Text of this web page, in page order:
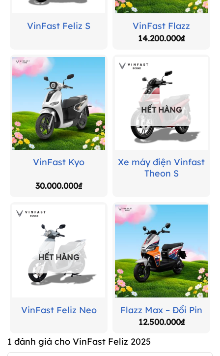
VinFast Feliz S VinFast Flazz
14.200.000₫
VinFast Kyo
30.000.000₫
HẾT HÀNG
Xe máy điện Vinfast
Theon S
HẾT HÀNG
VinFast Feliz Neo Flazz Max – Đổi Pin
12.500.000₫
1 đánh giá cho VinFast Feliz 2025